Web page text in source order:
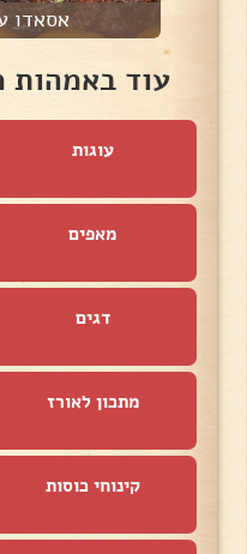
אסאדו
עוד באמהות
עוגות
מאפים
דגים
מתכון לאורז
קינוחי כוסות